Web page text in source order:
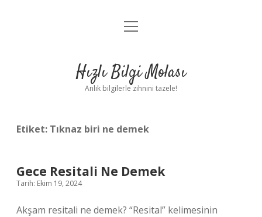
Anasayfa
Yasal Uyarı
menüyü
Hızlı Bilgi Molası
Anlık bilgilerle zihnini tazele!
Etiket: Tıknaz biri ne demek
Gece Resitali Ne Demek
Tarih: Ekim 19, 2024
Akşam resitali ne demek? “Resital” kelimesinin